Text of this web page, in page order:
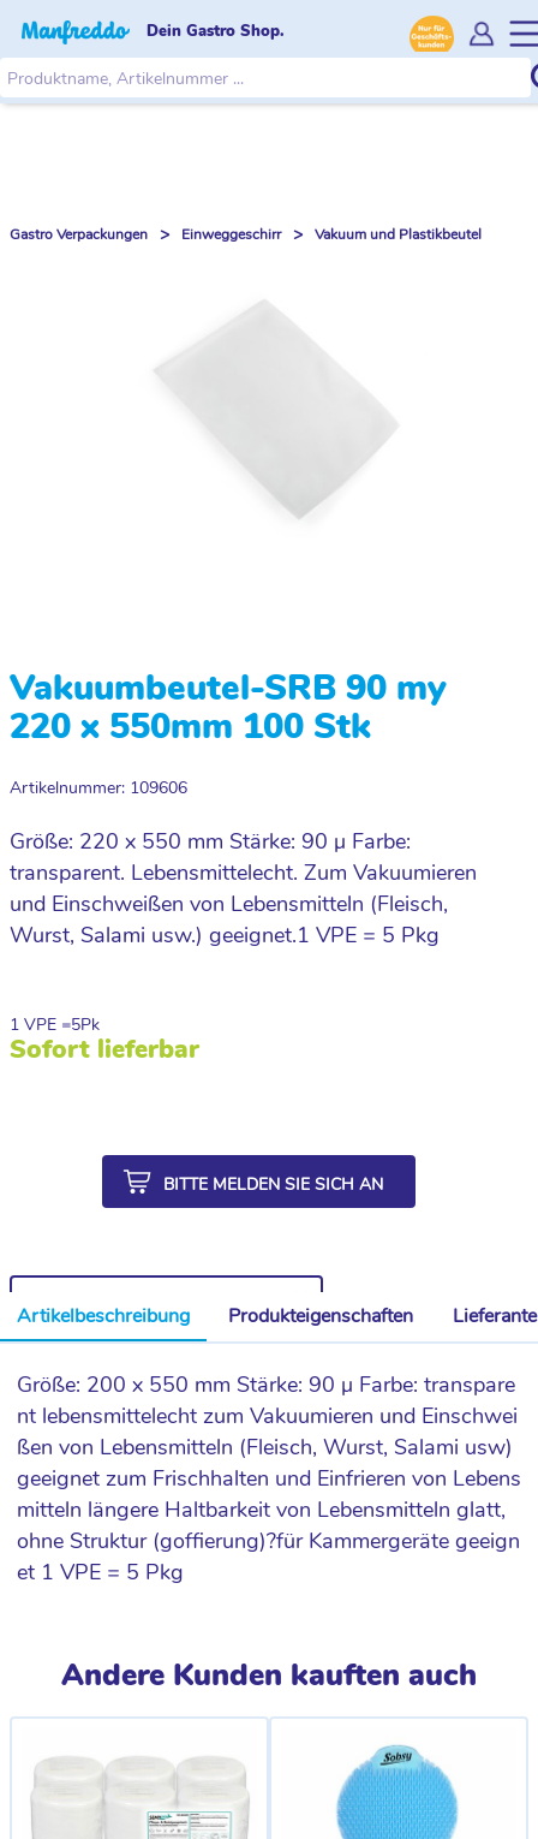
Dein Gastro Shop.
Gastro Verpackungen > Einweggeschirr > Vakuum und Plastikbeutel
Vakuumbeutel-SRB 90 my
220 x 550mm 100 Stk
Artikelnummer: 109606
Größe: 220 x 550 mm Stärke: 90 µ Farbe:
transparent. Lebensmittelecht. Zum Vakuumieren
und Einschweißen von Lebensmitteln (Fleisch,
Wurst, Salami usw.) geeignet.1 VPE = 5 Pkg
1 VPE =5Pk
Sofort lieferbar
BITTE MELDEN SIE SICH AN
Artikelbeschreibung Produkteigenschaften
Größe: 200 x 550 mm Stärke: 90 µ Farbe: transpare
nt lebensmittelecht zum Vakuumieren und Einschwei
ßen von Lebensmitteln (Fleisch, Wurst, Salami usw)
geeignet zum Frischhalten und Einfrieren von Lebens
mitteln längere Haltbarkeit von Lebensmitteln glatt,
ohne Struktur (goffierung)?für Kammergeräte geeign
et 1 VPE = 5 Pkg
Andere Kunden kauften auch